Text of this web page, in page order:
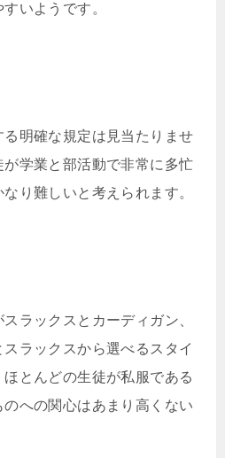
いようです。
る明確な規定は見当たりませ
が学業と部活動で非常に多忙
り難しいと考えられます。
ラックスとカーディガン、
ラックスから選べるスタイ
とんどの生徒が私服である
への関心はあまり高くない